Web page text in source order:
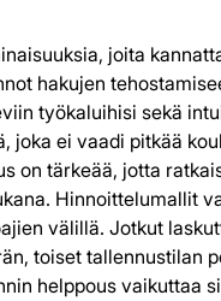
joita
hakujen
työkaluihisi sekä
joka ei vaadi pitkää
on tärkeää, jotta
Hinnoittelumallit
välillä. Jotkut
toiset tallennustilan
helppous vaikuttaa